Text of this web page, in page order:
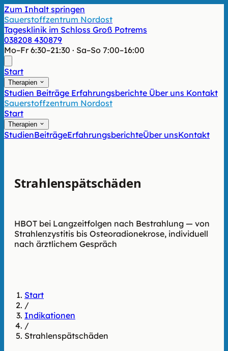
Zum Inhalt springen
Sauerstoffzentrum Nordost
Tagesklinik im Schloss Groß Potrems
038208 430879
Mo–Fr 6:30–21:30 · Sa–So 7:00–16:00
Start
Therapien
Studien Beiträge Erfahrungsberichte Über uns Kontakt
Sauerstoffzentrum Nordost
Start
Therapien
StudienBeiträgeErfahrungsberichteÜber unsKontakt
Strahlen­spät­schäden
HBOT bei Langzeitfolgen nach Bestrahlung — von
Strahlenzystitis bis Osteoradionekrose, individuell
nach ärztlichem Gespräch
Start
/
Indikationen
/
Strahlenspätschäden